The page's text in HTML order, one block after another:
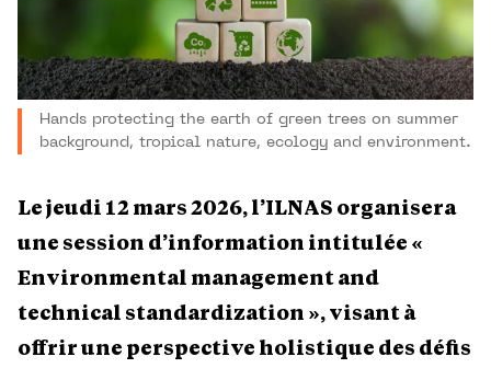
Hands protecting the earth of green trees on summer
background, tropical nature, ecology and environment.
Le jeudi 12 mars 2026, l’ILNAS organisera
une session d’information intitulée «
Environmental management and
technical standardization », visant à
offrir une perspective holistique des défis